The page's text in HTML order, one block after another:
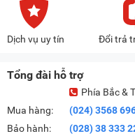
Dịch vụ uy tín Đổi trả
Tổng đài hỗ trợ
Mua hàng:
Bảo hành:
Phía Bắc &
(024) 3568
(028) 38 333